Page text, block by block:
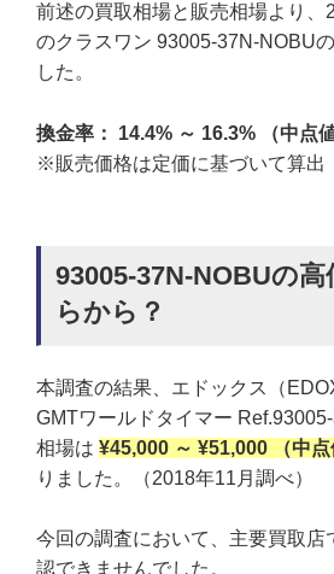
前述の買取相場と販売相場より、
のクラスワン 93005-37N-NOBU
した。
換金率： 14.4% ～ 16.3% （中点
※販売価格は定価に基づいて算出
93005-37N-NOBUの高
らから？
本調査の結果、エドックス（
GMTワールドタイマー
相場は ¥45,000 ～ ¥51,000 （中点
りました。（2018年11月調べ）
今回の調査において、主要買取店
認できませんでした。